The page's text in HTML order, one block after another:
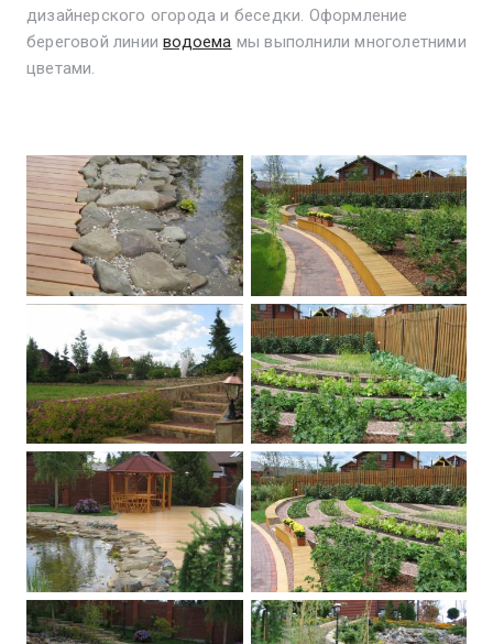
дизайнерского огорода и беседки. Оформление
береговой линииводоема мы выполнили многолетними
цветами.